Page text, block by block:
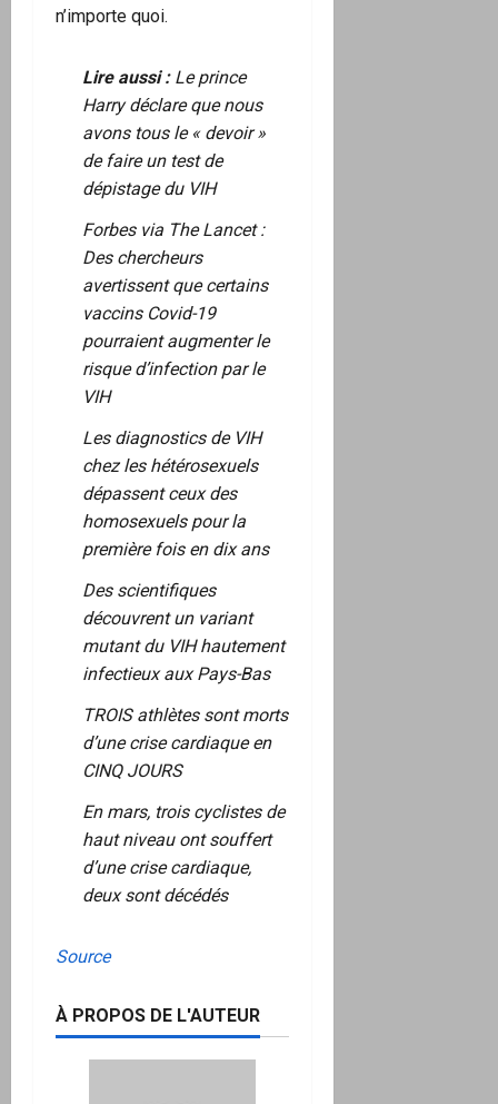
n’importe quoi.
Lire aussi : Le prince
Harry déclare que nous
avons tous le « devoir »
de faire un test de
dépistage du VIH
Forbes via The Lancet :
Des chercheurs
avertissent que certains
vaccins Covid-19
pourraient augmenter le
risque d’infection par le
VIH
Les diagnostics de VIH
chez les hétérosexuels
dépassent ceux des
homosexuels pour la
première fois en dix ans
Des scientifiques
découvrent un variant
mutant du VIH hautement
infectieux aux Pays-Bas
TROIS athlètes sont morts
d’une crise cardiaque en
CINQ JOURS
En mars, trois cyclistes de
haut niveau ont souffert
d’une crise cardiaque,
deux sont décédés
Source
À PROPOS DE L'AUTEUR